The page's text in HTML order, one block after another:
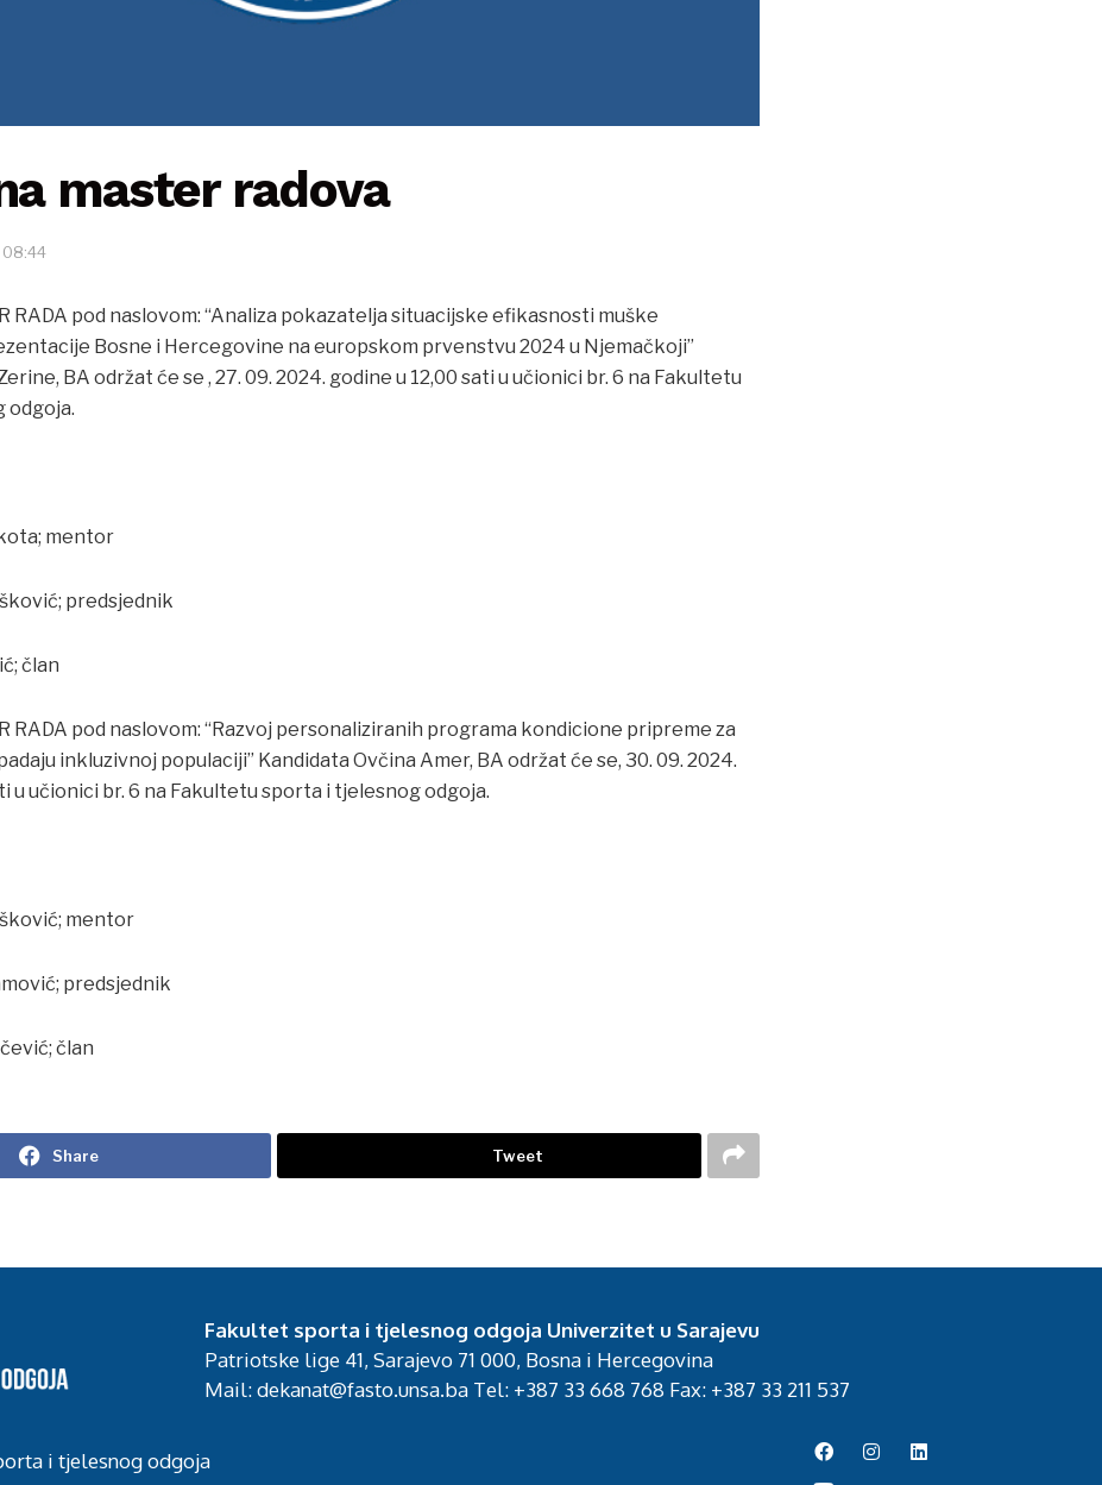
master radova
08:44
RADA pod naslovom: “Analiza pokazatelja situacijske efikasnosti muške
Bosne i Hercegovine na europskom prvenstvu 2024 u Njemačkoji”
BA održat će se , 27. 09. 2024. godine u 12,00 sati u učionici br. 6 na Fakultetu
odgoja.
mentor
predsjednik
član
RADA pod naslovom: “Razvoj personaliziranih programa kondicione pripreme za
inkluzivnoj populaciji” Kandidata Ovčina Amer, BA održat će se, 30. 09. 2024.
u učionici br. 6 na Fakultetu sporta i tjelesnog odgoja.
mentor
predsjednik
član
Share Tweet
Fakultet sporta i tjelesnog odgoja Univerzitet u Sarajevu
Patriotske lige 41, Sarajevo 71 000, Bosna i Hercegovina
Mail: dekanat@fasto.unsa.ba Tel: +387 33 668 768 Fax: +387 33 211 537
i tjelesnog odgoja